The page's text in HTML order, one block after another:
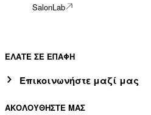
SalonLab
ΕΛΑΤΕ ΣΕ ΕΠΑΦΗ
Επικοινωνήστε μαζί μας
ΑΚΟΛΟΥΘΗΣΤΕ ΜΑΣ